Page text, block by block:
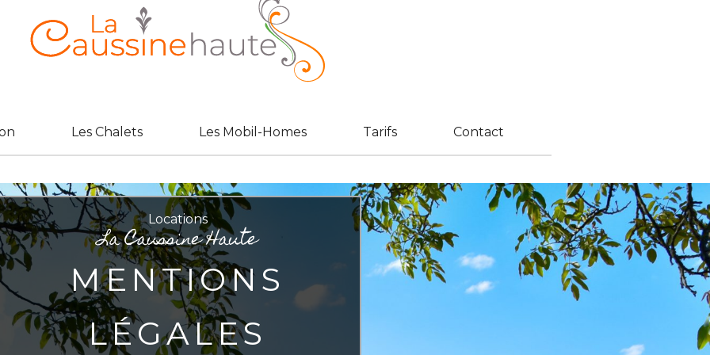
Les Chalets Les Mobil-Homes Tarifs Contact
Locations
La Caussine Haute
MENTIONS
LÉGALES